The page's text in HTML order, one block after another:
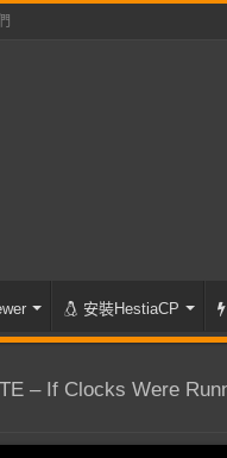
安裝HestiaCP
– If Clocks Were